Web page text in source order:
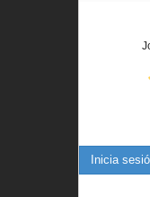
Inicia